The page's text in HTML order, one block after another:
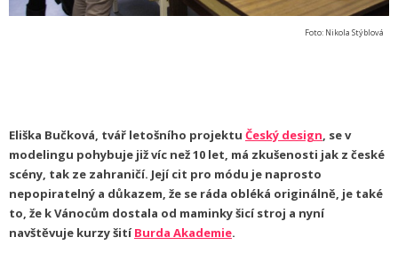
Foto: Nikola Stýblová
Eliška Bučková, tvář letošního projektu Český design, se v
modelingu pohybuje již víc než 10 let, má zkušenosti jak z české
scény, tak ze zahraničí. Její cit pro módu je naprosto
nepopiratelný a důkazem, že se ráda obléká originálně, je také
to, že k Vánocům dostala od maminky šicí stroj a nyní
navštěvuje kurzy šitíBurda Akademie.